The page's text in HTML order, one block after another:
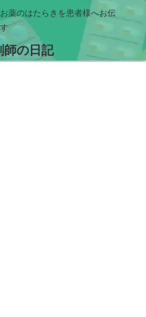
薬のはたらきを患者様へお伝
師の日記